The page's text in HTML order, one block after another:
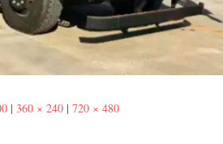
| 360 × 240 | 720 × 480